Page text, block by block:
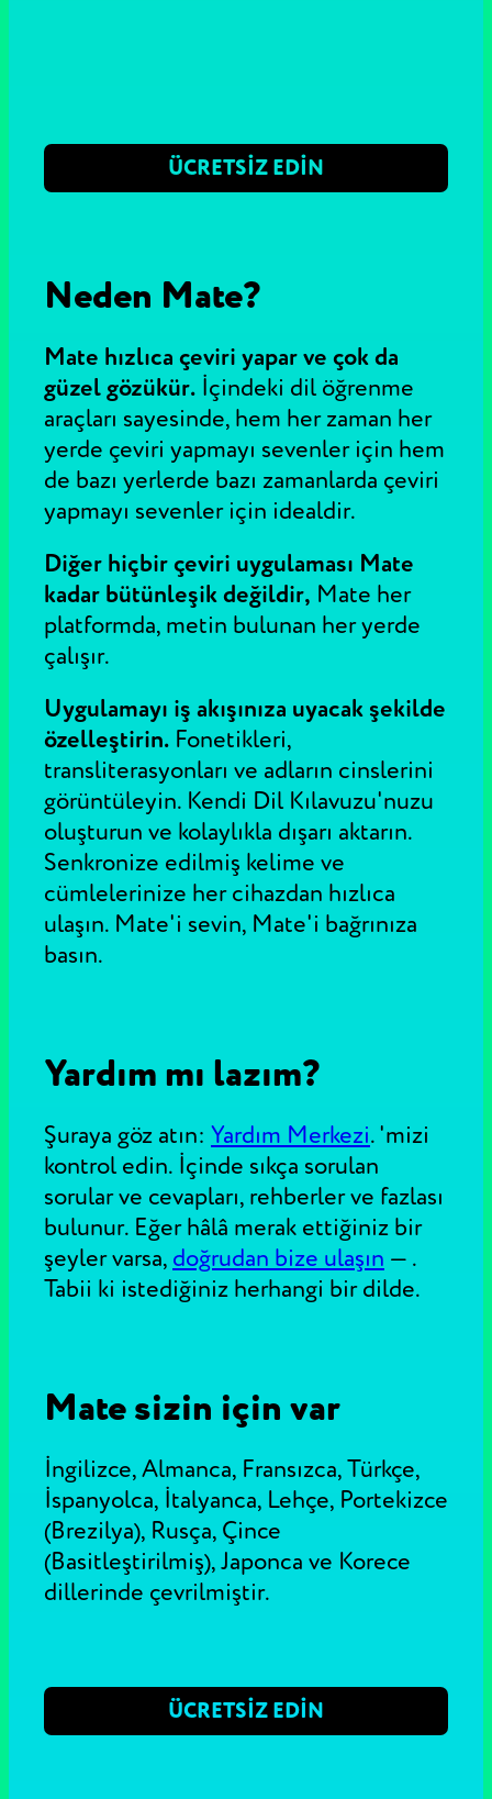
ÜCRETSIZ EDIN
Neden Mate?
Mate hızlıca çeviri yapar ve çok da
güzel gözükür. İçindeki dil öğrenme
araçları sayesinde, hem her zaman her
yerde çeviri yapmayı sevenler için hem
de bazı yerlerde bazı zamanlarda çeviri
yapmayı sevenler için idealdir.
Diğer hiçbir çeviri uygulaması Mate
kadar bütünleşik değildir, Mate her
platformda, metin bulunan her yerde
çalışır.
Uygulamayı iş akışınıza uyacak şekilde
özelleştirin. Fonetikleri,
transliterasyonları ve adların cinslerini
görüntüleyin. Kendi Dil Kılavuzu'nuzu
oluşturun ve kolaylıkla dışarı aktarın.
Senkronize edilmiş kelime ve
cümlelerinize her cihazdan hızlıca
ulaşın. Mate'i sevin, Mate'i bağrınıza
basın.
Yardım mı lazım?
Şuraya göz atın: Yardım Merkezi.'mizi
kontrol edin. İçinde sıkça sorulan
sorular ve cevapları, rehberler ve fazlası
bulunur. Eğer hâlâ merak ettiğiniz bir
şeyler varsa, doğrudan bize ulaşın — .
Tabii ki istediğiniz herhangi bir dilde.
Mate sizin için var
İngilizce, Almanca, Fransızca, Türkçe,
İspanyolca, İtalyanca, Lehçe, Portekizce
(Brezilya), Rusça, Çince
(Basitleştirilmiş), Japonca ve Korece
dillerinde çevrilmiştir.
ÜCRETSIZ EDIN